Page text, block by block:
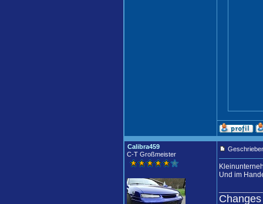
Calibra459
C-T Großmeister
Und im